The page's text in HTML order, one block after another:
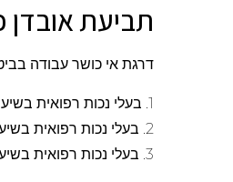
תביעת
דרגת אי כושר עבודה
1. בעלי נכות רפואית בשיער של
2. בעלי נכות רפואית בשיעור של
3. בעלי נכות רפואית בשיעור של